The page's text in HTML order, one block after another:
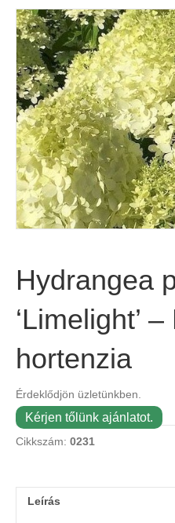
Hydrangea
‘Limelight’
hortenzia
Érdeklődjön üzletünkben.
Kérjen tőlünk ajánlatot.
Cikkszám: 0231
Leírás